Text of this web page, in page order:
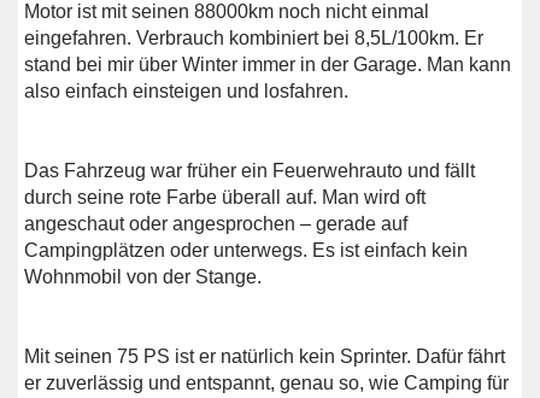
Motor ist mit seinen 88000km noch nicht einmal
eingefahren. Verbrauch kombiniert bei 8,5L/100km. Er
stand bei mir über Winter immer in der Garage. Man kann
also einfach einsteigen und losfahren.
Das Fahrzeug war früher ein Feuerwehrauto und fällt
durch seine rote Farbe überall auf. Man wird oft
angeschaut oder angesprochen – gerade auf
Campingplätzen oder unterwegs. Es ist einfach kein
Wohnmobil von der Stange.
Mit seinen 75 PS ist er natürlich kein Sprinter. Dafür fährt
er zuverlässig und entspannt, genau so, wie Camping für